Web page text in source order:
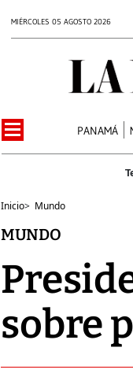
MIÉRCOLES 05 AGOSTO 2026
PANAMÁ
Inicio> Mundo
MUNDO
sobre